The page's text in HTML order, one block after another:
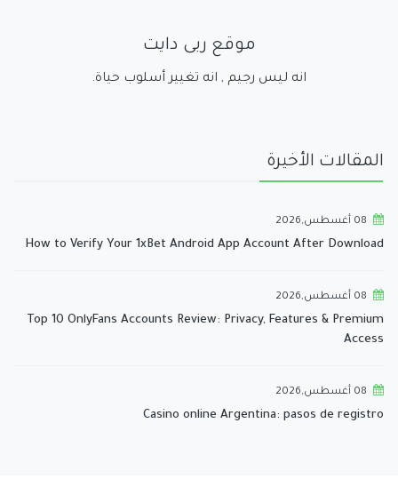
موقع ربى دايت
انه ليس رجيم , انه تغيير أسلوب حياة.
المقالات الأخيرة
08 أغسطس,2026
How to Verify Your 1xBet Android App Account After Download
08 أغسطس,2026
Top 10 OnlyFans Accounts Review: Privacy, Features & Premium
Access
08 أغسطس,2026
Casino online Argentina: pasos de registro